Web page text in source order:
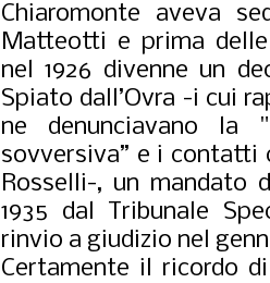
Chiaromonte aveva
Matteotti e prima
nel 1926 divenne un
Spiato dall’Ovra -i cui
ne denunciavano la
sovversiva” e i contatti
Rosselli-, un mandato
1935 dal Tribunale
rinvio a giudizio nel
Certamente il ricordo